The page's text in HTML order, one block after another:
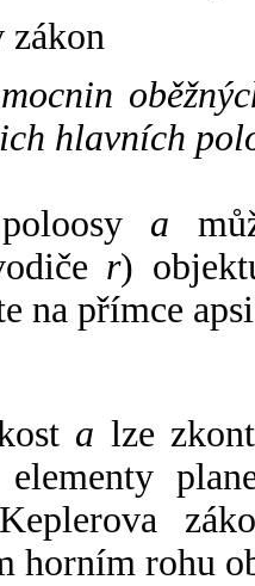
zákon
hlavních
a
r)
na přímce
a lze
elementy
horním rohu